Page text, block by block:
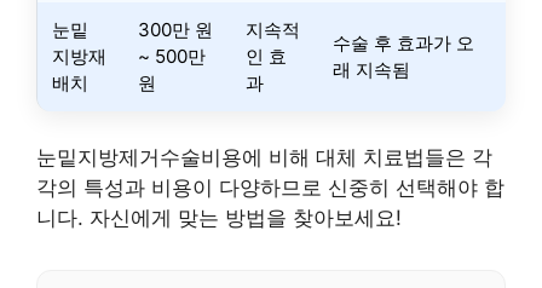
눈밑
지방재
배치
300만 원
~ 500만
원
지속적
인 효
과
수술 후 효과가 오
래 지속됨
눈밑지방제거수술비용에 비해 대체 치료법들은 각
각의 특성과 비용이 다양하므로 신중히 선택해야 합
니다. 자신에게 맞는 방법을 찾아보세요!